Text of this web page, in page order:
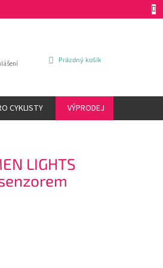
NÁKUPNÍ
Prázdný košík
CYKLISTY VÝPRODEJ
LIGHTS